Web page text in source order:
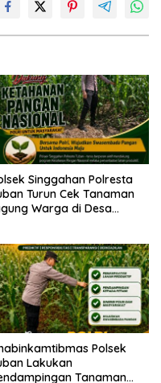
Singgahan Polresta
Turun Cek Tanaman
Warga di Desa
Polsek
Lakukan
Tanaman